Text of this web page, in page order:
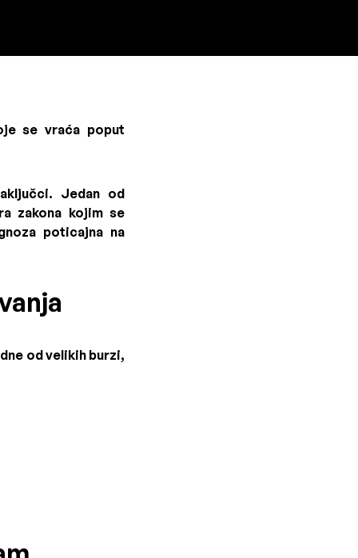
se vraća poput
Jedan od
zakona kojim se
poticajna na
od velikih burzi,